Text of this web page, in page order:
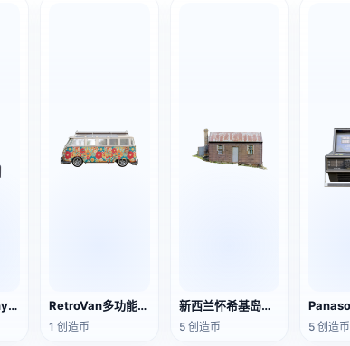
ION Audio Vinyl Transport手提箱式黑胶唱片播放器 RetroVan多功能旅行车
1 创造币
新西兰怀希基岛琼斯夫人的度假小屋
5 创造币 5 创造币